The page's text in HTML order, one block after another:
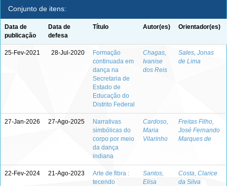
Conjunto de itens:
Data de
publicação
Data de
defesa
Título Autor(es) Orientador(es)
25-Fev-2021 28-Jul-2020
Formação
continuada em
dança na
Secretaria de
Estado de
Educação do
Distrito Federal
Chagas,
Ivanise
dos Reis
Sales, Jonas
de Lima
27-Jan-2026 27-Ago-2025
Narrativas
simbólicas do
corpo por meio
da dança
indiana
Cardoso,
Maria
Vilarinho
Freitas Filho,
José Fernando
Marques de
22-Fev-2024 21-Ago-2023
Arte de fibra :
tecendo
Santos,
Elisa
Costa, Clarice
da Silva